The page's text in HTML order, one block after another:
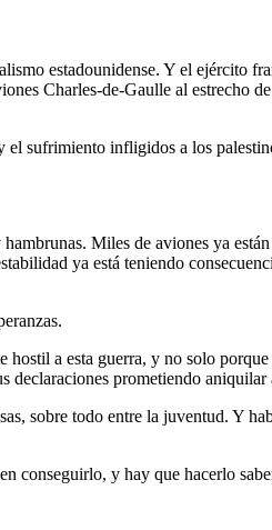
estadounidense. Y el ejército
Charles-de-Gaulle al estrecho
sufrimiento infligidos a los
Miles de aviones ya
ya está teniendo
hostil a esta guerra, y no solo porque
declaraciones prometiendo aniquilar
sobre todo entre la juventud. Y
conseguirlo, y hay que hacerlo